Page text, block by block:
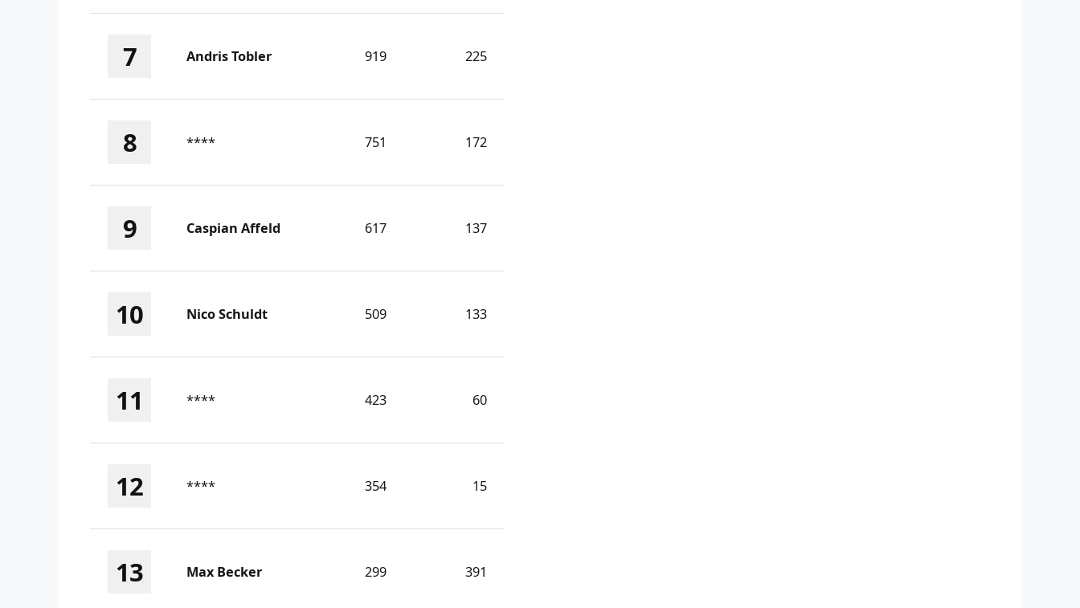
7 Andris Tobler 919 225
8 **** 751 172
9 Caspian Affeld 617 137
10 Nico Schuldt 509 133
11 **** 423 60
12 **** 354 15
13 Max Becker 299 391